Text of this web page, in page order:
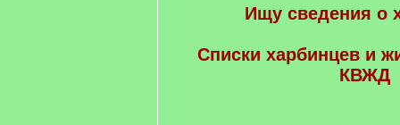
Ищу сведения о
Cписки харбинцев и
КВЖД